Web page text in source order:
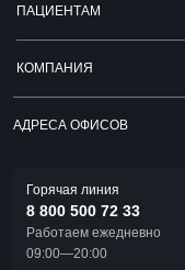
ПАЦИЕНТАМ
КОМПАНИЯ
АДРЕСА ОФИСОВ
Горячая линия
8 800 500 72 33
Работаем ежедневно
09:00—20:00